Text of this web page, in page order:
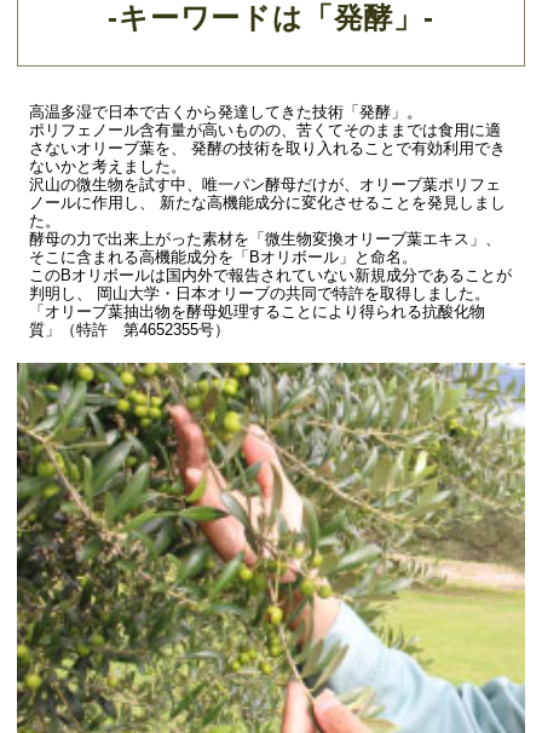
-キーワードは「発酵」-
高温多湿で日本で古くから発達してきた技術「発酵」。
ポリフェノール含有量が高いものの、苦くてそのままでは食用に適
さないオリーブ葉を、 発酵の技術を取り入れることで有効利用でき
ないかと考えました。
沢山の微生物を試す中、唯一パン酵母だけが、オリーブ葉ポリフェ
ノールに作用し、 新たな高機能成分に変化させることを発見しまし
た。
酵母の力で出来上がった素材を「微生物変換オリーブ葉エキス」、
そこに含まれる高機能成分を「Bオリボール」と命名。
このBオリボールは国内外で報告されていない新規成分であることが
判明し、 岡山大学・日本オリーブの共同で特許を取得しました。
「オリーブ葉抽出物を酵母処理することにより得られる抗酸化物
質」（特許 第4652355号）